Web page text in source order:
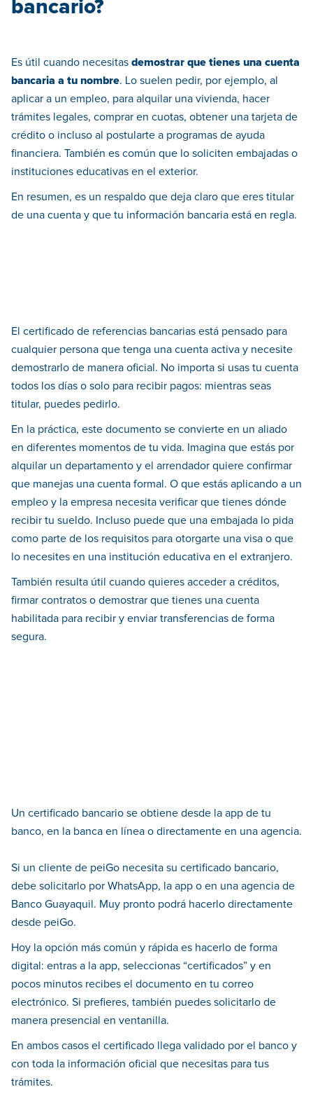
bancario?
Es útil cuando necesitas demostrar que tienes una cuenta
bancaria a tu nombre. Lo suelen pedir, por ejemplo, al
aplicar a un empleo, para alquilar una vivienda, hacer
trámites legales, comprar en cuotas, obtener una tarjeta de
crédito o incluso al postularte a programas de ayuda
financiera. También es común que lo soliciten embajadas o
instituciones educativas en el exterior.
En resumen, es un respaldo que deja claro que eres titular
de una cuenta y que tu información bancaria está en regla.
El certificado de referencias bancarias está pensado para
cualquier persona que tenga una cuenta activa y necesite
demostrarlo de manera oficial. No importa si usas tu cuenta
todos los días o solo para recibir pagos: mientras seas
titular, puedes pedirlo.
En la práctica, este documento se convierte en un aliado
en diferentes momentos de tu vida. Imagina que estás por
alquilar un departamento y el arrendador quiere confirmar
que manejas una cuenta formal. O que estás aplicando a un
empleo y la empresa necesita verificar que tienes dónde
recibir tu sueldo. Incluso puede que una embajada lo pida
como parte de los requisitos para otorgarte una visa o que
lo necesites en una institución educativa en el extranjero.
También resulta útil cuando quieres acceder a créditos,
firmar contratos o demostrar que tienes una cuenta
habilitada para recibir y enviar transferencias de forma
segura.
Un certificado bancario se obtiene desde la app de tu
banco, en la banca en línea o directamente en una agencia.
Si un cliente de peiGo necesita su certificado bancario,
debe solicitarlo por WhatsApp, la app o en una agencia de
Banco Guayaquil. Muy pronto podrá hacerlo directamente
desde peiGo.
Hoy la opción más común y rápida es hacerlo de forma
digital: entras a la app, seleccionas “certificados” y en
pocos minutos recibes el documento en tu correo
electrónico. Si prefieres, también puedes solicitarlo de
manera presencial en ventanilla.
En ambos casos el certificado llega validado por el banco y
con toda la información oficial que necesitas para tus
trámites.